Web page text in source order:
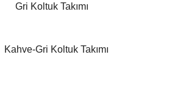
Gri Koltuk Takımı